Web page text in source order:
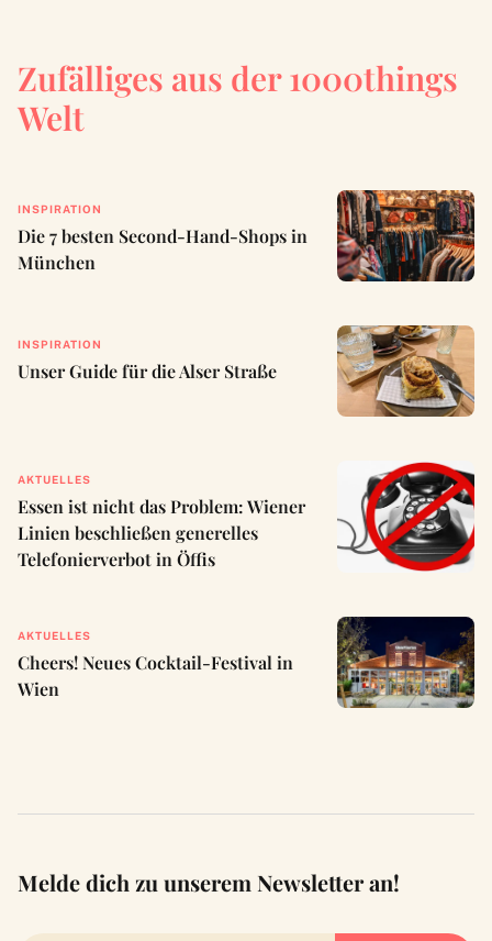
Zufälliges aus der 1000things
Welt
INSPIRATION
Die 7 besten Second-Hand-Shops in
München
INSPIRATION
Unser Guide für die Alser Straße
AKTUELLES
Essen ist nicht das Problem: Wiener
Linien beschließen generelles
Telefonierverbot in Öffis
AKTUELLES
Cheers! Neues Cocktail-Festival in
Wien
Melde dich zu unserem Newsletter an!